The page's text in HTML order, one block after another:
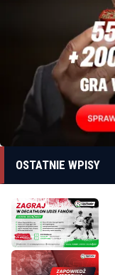
OSTATNIE WPISY